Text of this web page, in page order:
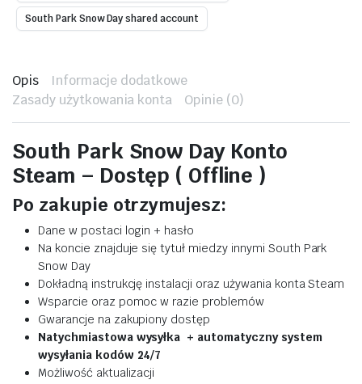
South Park Snow Day shared account
Opis
Informacje dodatkowe
Zasady użytkowania konta
Opinie (0)
South Park Snow Day Konto
Steam – Dostęp ( Offline )
Po zakupie otrzymujesz:
Dane w postaci login + hasło
Na koncie znajduje się tytuł miedzy innymi South Park
Snow Day
Dokładną instrukcję instalacji oraz używania konta Steam
Wsparcie oraz pomoc w razie problemów
Gwarancje na zakupiony dostęp
Natychmiastowa wysyłka + automatyczny system
wysyłania kodów 24/7
Możliwość aktualizacji